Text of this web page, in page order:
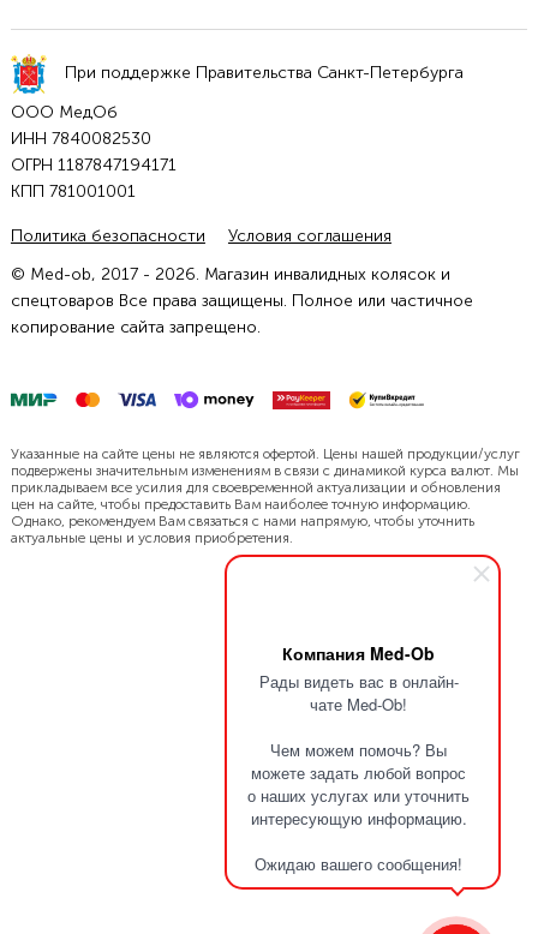
Компания Med-Ob
Рады видеть вас в онлайн-
чате Med-Ob!
Чем можем помочь? Вы
можете задать любой вопрос
о наших услугах или уточнить
интересующую информацию.
Ожидаю вашего сообщения!
При поддержке Правительства Санкт-Петербурга
ООО МедОб
ИНН 7840082530
ОГРН 1187847194171
КПП 781001001
Политика безопасности
Условия соглашения
© Med-ob, 2017 - 2026. Магазин инвалидных колясок и
спецтоваров Все права защищены. Полное или частичное
копирование сайта запрещено.
Указанные на сайте цены не являются офертой. Цены нашей продукции/услуг
подвержены значительным изменениям в связи с динамикой курса валют. Мы
прикладываем все усилия для своевременной актуализации и обновления
цен на сайте, чтобы предоставить Вам наиболее точную информацию.
Однако, рекомендуем Вам связаться с нами напрямую, чтобы уточнить
актуальные цены и условия приобретения.